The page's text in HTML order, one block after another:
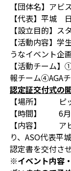
【団体名】アビ
【代表】平城
【設立目的】ス
【活動内容】
うなイベント企
【活動チーム
報チーム④AGA
認定証交付式の
【場所】 ピ
【時間】 6月
【内容】 アビ
り、ASO代表平
認定書を交付さ
※イベント内容